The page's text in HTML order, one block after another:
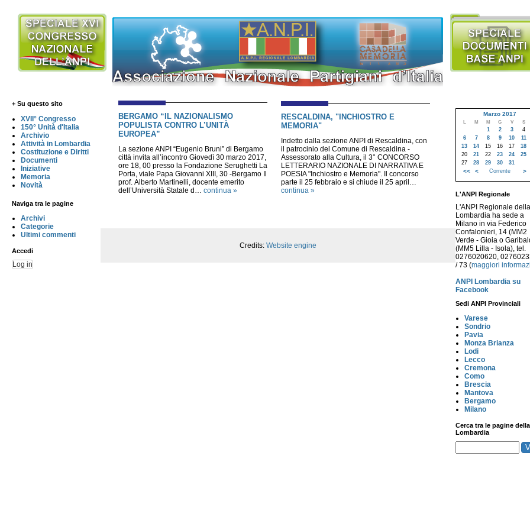
+ Su questo sito
XVII° Congresso
150° Unità d'Italia
Archivio
Attività in Lombardia
Costituzione e Diritti
Documenti
Iniziative
Memoria
Novità
Naviga tra le pagine
Archivi
Categorie
Ultimi commenti
Accedi
Log in
BERGAMO “IL NAZIONALISMO
POPULISTA CONTRO L’UNITÀ
EUROPEA”
La sezione ANPI “Eugenio Bruni” di Bergamo
città invita all’incontro Giovedì 30 marzo 2017,
ore 18, 00 presso la Fondazione Serughetti La
Porta, viale Papa Giovanni XIII, 30 -Bergamo Il
prof. Alberto Martinelli, docente emerito
dell’Università Statale d… continua »
RESCALDINA, "INCHIOSTRO E
MEMORIA"
Indetto dalla sezione ANPI di Rescaldina, con
il patrocinio del Comune di Rescaldina -
Assessorato alla Cultura, il 3° CONCORSO
LETTERARIO NAZIONALE DI NARRATIVA E
POESIA "Inchiostro e Memoria". Il concorso
parte il 25 febbraio e si chiude il 25 april…
continua »
Marzo 2017
L M M G V S
1 2 3 4
6
7 8 9 10 11
13
14 15 16 17 18
20
21 22 23 24 25
27
28 29 30 31
<< < Corrente >
L'ANPI Regionale
L'ANPI Regionale della
Lombardia ha sede a
Milano in via Federico
Confalonieri, 14 (MM2
Verde - Gioia o
(MM5 Lilla - Isola), tel.
0276020620,
/ 73 (maggiori
ANPI Lombardia su
Facebook
Sedi ANPI Provinciali
Varese
Sondrio
Pavia
Monza Brianza
Lodi
Lecco
Cremona
Como
Brescia
Mantova
Bergamo
Milano
Cerca tra le pagine della
Lombardia
Credits: Website engine